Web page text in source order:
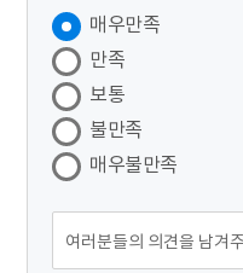
매우만족
만족
보통
불만족
매우불만족